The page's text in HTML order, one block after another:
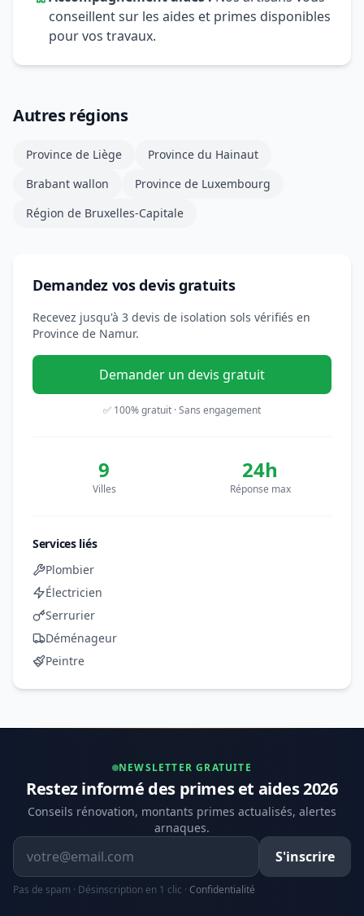
conseillent sur les aides et primes disponibles
pour vos travaux.
Autres régions
Province de Liège
Province du Hainaut
Brabant wallon
Province de Luxembourg
Région de Bruxelles-Capitale
Demandez vos devis gratuits
Recevez jusqu'à 3 devis de isolation sols vérifiés en
Province de Namur.
Demander un devis gratuit
✅ 100% gratuit · Sans engagement
9
Villes
24h
Réponse max
Services liés
Plombier
Électricien
Serrurier
Déménageur
Peintre
NEWSLETTER GRATUITE
Restez informé des primes et aides 2026
Conseils rénovation, montants primes actualisés, alertes
arnaques.
Adresse email
S'inscrire
Pas de spam · Désinscription en 1 clic · Confidentialité